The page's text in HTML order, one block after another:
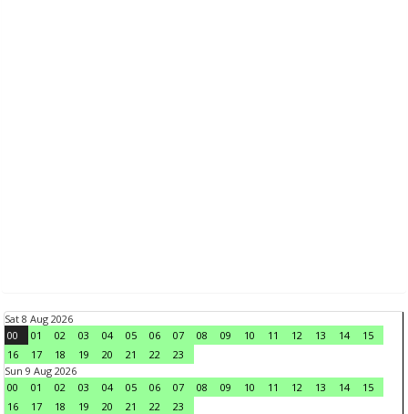
Sat 8 Aug 2026
00
01 02 03 04 05 06 07 08 09 10 11 12 13 14
15
16
17 18 19 20 21 22
23
Sun 9 Aug 2026
00
01 02 03 04 05 06 07 08 09 10 11 12 13 14
15
16
17 18 19 20 21 22
23